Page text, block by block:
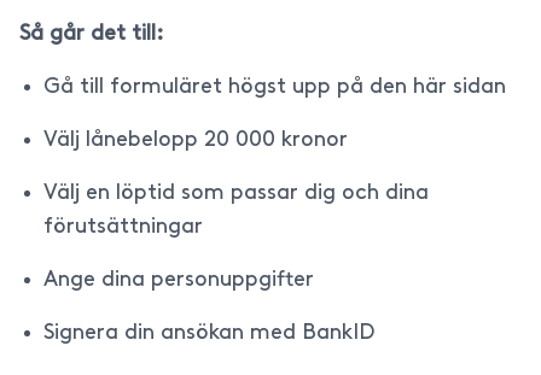
Så går det till:
Gå till formuläret högst upp på den här sidan
Välj lånebelopp 20 000 kronor
Välj en löptid som passar dig och dina
förutsättningar
Ange dina personuppgifter
Signera din ansökan med BankID